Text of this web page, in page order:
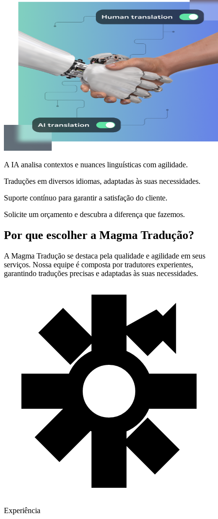
A IA analisa contextos e nuances linguísticas com agilidade.
Traduções em diversos idiomas, adaptadas às suas necessidades.
Suporte contínuo para garantir a satisfação do cliente.
Solicite um orçamento e descubra a diferença que fazemos.
Por que escolher a Magma Tradução?
A Magma Tradução se destaca pela qualidade e agilidade em seus
serviços. Nossa equipe é composta por tradutores experientes,
garantindo traduções precisas e adaptadas às suas necessidades.
Experiência